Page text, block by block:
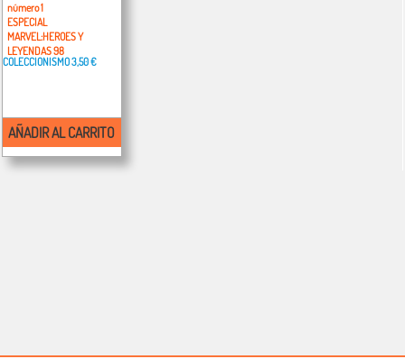
número 1
ESPECIAL
MARVEL:HEROES Y
LEYENDAS 98
COLECCIONISMO3,50 €
AÑADIR AL CARRITO